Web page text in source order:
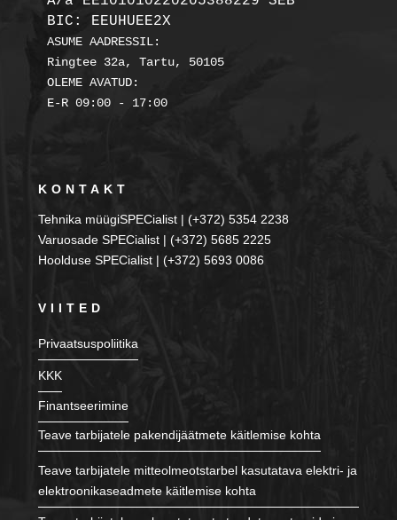
BIC: EEUHUEE2X
ASUME AADRESSIL:
Ringtee 32a, Tartu, 50105
OLEME AVATUD:
E-R 09:00 - 17:00
KONTAKT
Tehnika müügiSPECialist | (+372) 5354 2238
Varuosade SPECialist | (+372) 5685 2225
Hoolduse SPECialist | (+372) 5693 0086
VIITED
Privaatsuspoliitika
KKK
Finantseerimine
Teave tarbijatele pakendijäätmete käitlemise kohta
Teave tarbijatele mitteolmeotstarbel kasutatava elektri- ja
elektroonikaseadmete käitlemise kohta